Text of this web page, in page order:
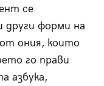
се
други форми на
ония, които
го прави
азбука,